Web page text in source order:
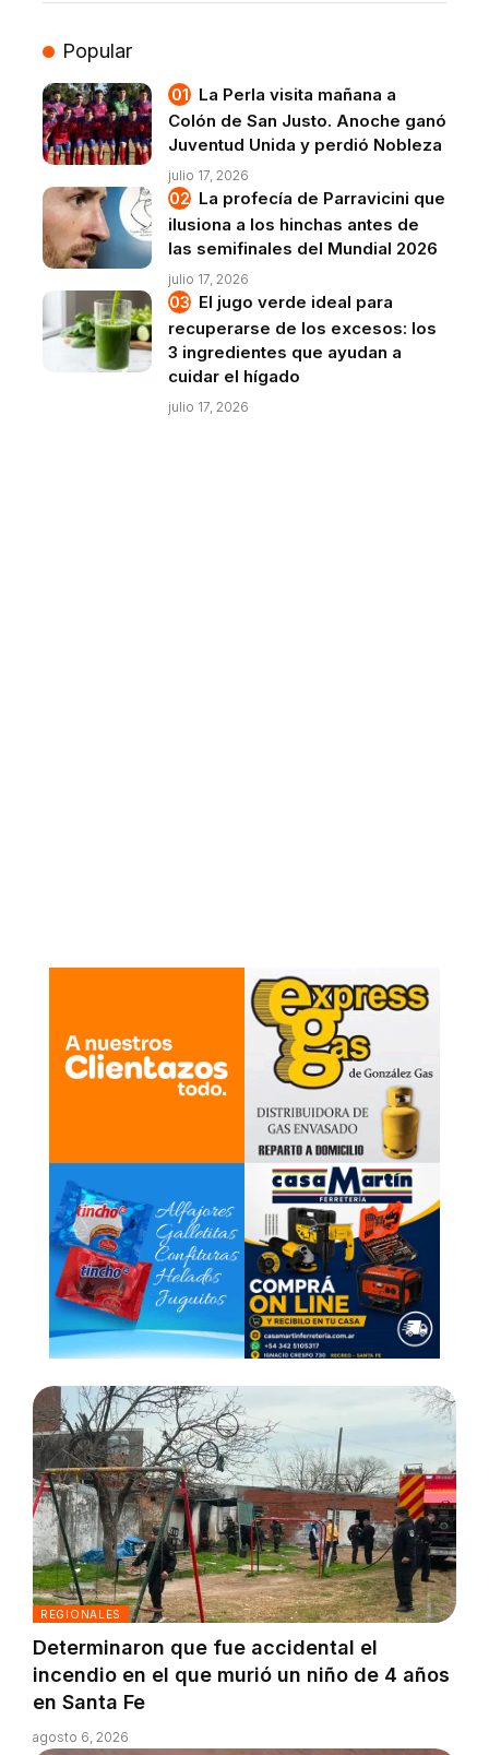
Popular
La Perla visita mañana a
Colón de San Justo. Anoche ganó
Juventud Unida y perdió Nobleza
julio 17, 2026
La profecía de Parravicini que
ilusiona a los hinchas antes de
las semifinales del Mundial 2026
julio 17, 2026
El jugo verde ideal para
recuperarse de los excesos: los
3 ingredientes que ayudan a
cuidar el hígado
julio 17, 2026
REGIONALES
Determinaron que fue accidental el
incendio en el que murió un niño de 4 años
en Santa Fe
agosto 6, 2026